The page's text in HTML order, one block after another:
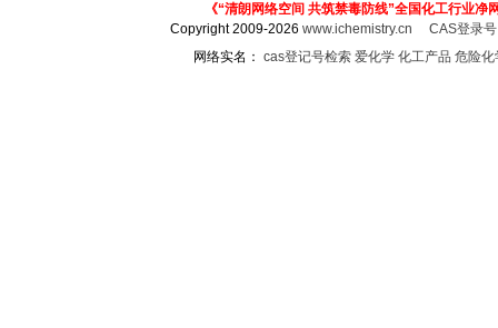
《“清朗网络空间 共筑禁毒防线”全国化工行业净
Copyright 2009-2026www.ichemistry.cn
CAS登录
网络实名： cas登记号检索 爱化学 化工产品 危险化